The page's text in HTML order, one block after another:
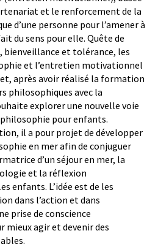
et le renforcement de la
d’une personne pour l’amener à
du sens pour elle. Quête de
bienveillance et tolérance, les
et l’entretien motivationnel
après avoir réalisé la formation
philosophiques avec la
explorer une nouvelle voie
pour enfants.
il a pour projet de développer
en mer afin de conjuguer
d’un séjour en mer, la
et la réflexion
enfants. L’idée est de les
dans l’action et dans
prise de conscience
agir et devenir des